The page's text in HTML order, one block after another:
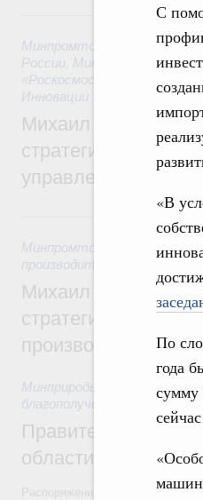
С
«В
По
года
сумму
Минпромторг России,
России Минсельхоз России,
«Роскосмос»
Инновации
Михаил Мишустин
стратегической
управления
Минпромторг России,
производительности труда
Михаил Мишустин
стратегической
Минприроды России 5
благополучие»
Правительство
области в рамках
Распоряжение от 3 августа